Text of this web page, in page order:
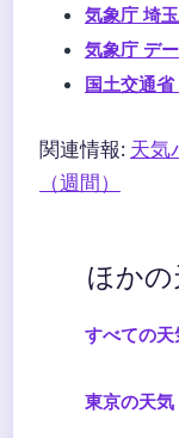
気象庁 埼
気象庁 デ
国土交通
関連情報: 天気
（週間）
ほかの
すべての天
東京の天気